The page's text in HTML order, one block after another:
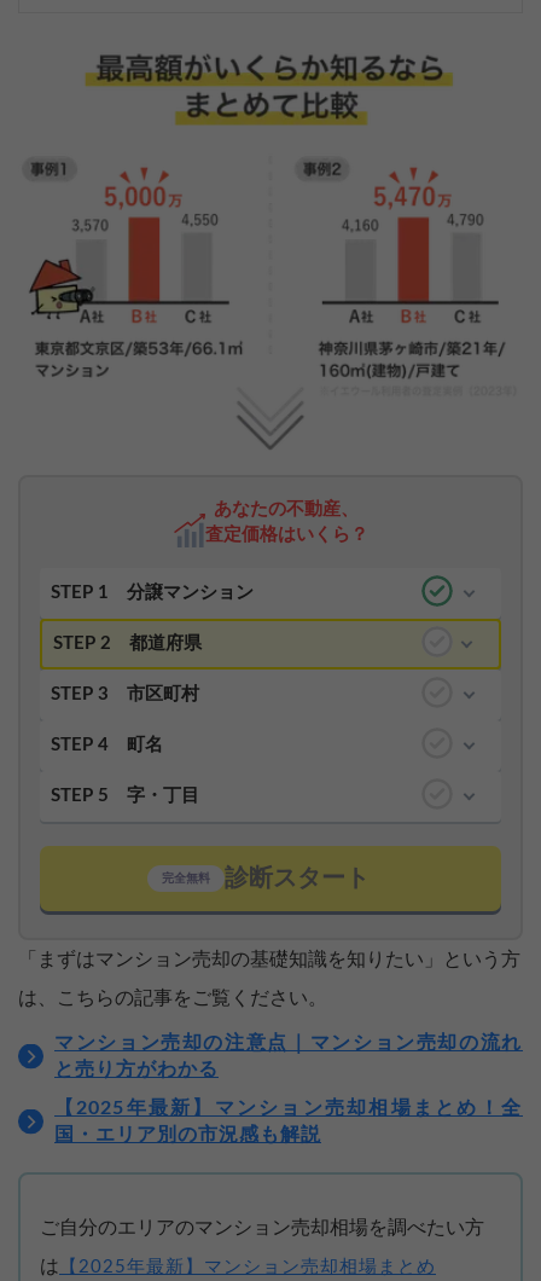
あなたの不動産、
査定価格はいくら？
STEP 1 分譲マンション
STEP 2 都道府県
STEP 3 市区町村
STEP 4 町名
STEP 5 字・丁目
完全無料 診断スタート
「まずはマンション売却の基礎知識を知りたい」という方
は、こちらの記事をご覧ください。
マンション売却の注意点｜マンション売却の流れ
と売り方がわかる
【2025年最新】マンション売却相場まとめ！全
国・エリア別の市況感も解説
ご自分のエリアのマンション売却相場を調べたい方
は
【2025年最新】マンション売却相場まとめ